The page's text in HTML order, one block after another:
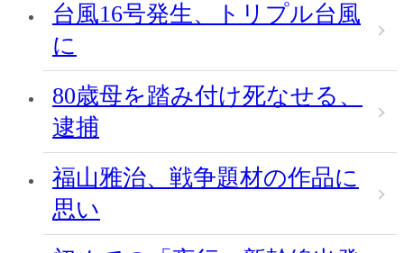
台風16号発生、トリプル台風
に
80歳母を踏み付け死なせる、
逮捕
福山雅治、戦争題材の作品に
思い